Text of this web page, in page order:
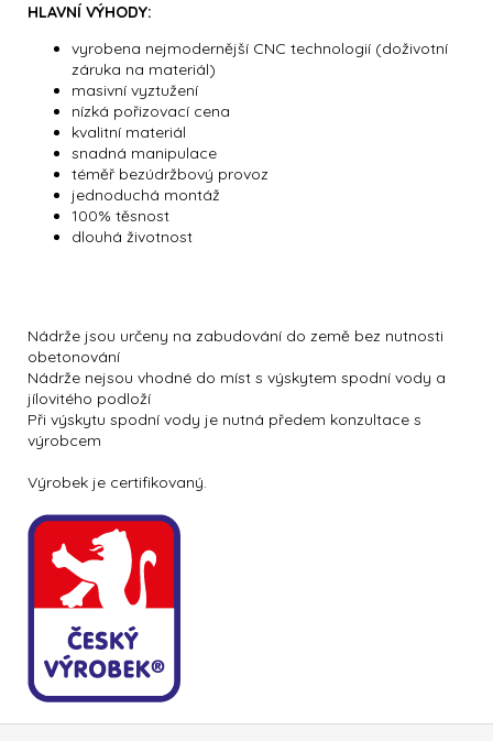
HLAVNÍ VÝHODY:
vyrobena nejmodernější CNC technologií (doživotní
záruka na materiál)
masivní vyztužení
nízká pořizovací cena
kvalitní materiál
snadná manipulace
téměř bezúdržbový provoz
jednoduchá montáž
100% těsnost
dlouhá životnost
Nádrže jsou určeny na zabudování do země bez nutnosti
obetonování
Nádrže nejsou vhodné do míst s výskytem spodní vody a
jílovitého podloží
Při výskytu spodní vody je nutná předem konzultace s
výrobcem
Výrobek je certifikovaný.